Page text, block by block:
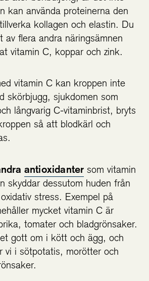
kan använda proteinerna den
kollagen och elastin. Du
av flera andra näringsämnen
vitamin C, koppar och zink.
vitamin C kan kroppen inte
skörbjugg, sjukdomen som
långvarig C-vitaminbrist, bryts
så att blodkärl och
antioxidanter som vitamin
skyddar dessutom huden från
stress. Exempel på
mycket vitamin C är
tomater och bladgrönsaker.
gott om i kött och ägg, och
vi i sötpotatis, morötter och